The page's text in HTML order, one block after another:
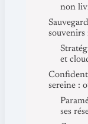
non
souvenirs
et
sereine :
ses